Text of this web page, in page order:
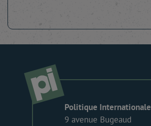
Politique Internationale
9 avenue Bugeaud